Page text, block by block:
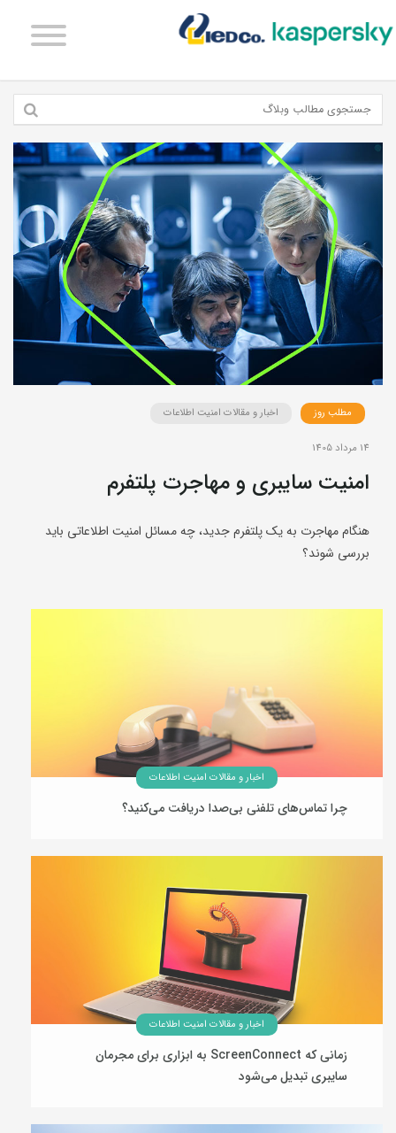
مطلب روز اخبار و مقالات امنیت اطلاعات
14 مرداد 1405
امنیت سایبری و مهاجرت پلتفرم
هنگام مهاجرت به یک پلتفرم جدید، چه مسائل امنیت اطلاعاتی باید
بررسی شوند؟
اخبار و مقالات امنیت اطلاعات
چرا تماس‌های تلفنی بی‌صدا دریافت می‌کنید؟
12 مرداد 1405
اخبار و مقالات امنیت اطلاعات
زمانی که ScreenConnect به ابزاری برای مجرمان
سایبری تبدیل می‌شود
10 مرداد 1405